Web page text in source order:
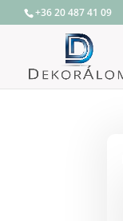
+36 20 487 41 09